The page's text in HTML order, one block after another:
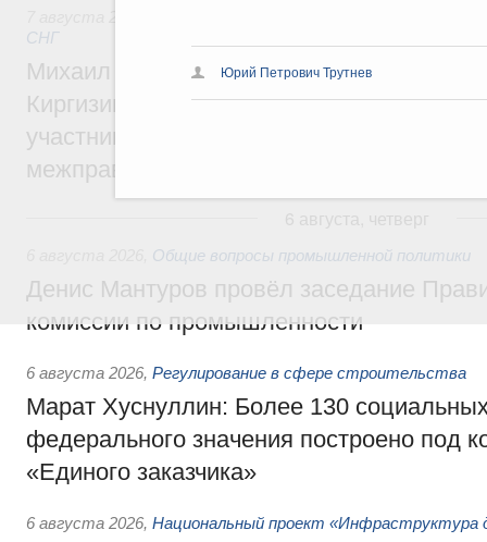
Юрий Петрович Трутнев
СНГ
Михаил Мишустин принял участие во
Киргизии Садыра Жапарова с главами
участников заседания Евразийского
межправительственного совета
Общие вопросы промышленной политики
Денис Мантуров провёл заседание
комиссии по промышленности
6 августа 2026, Регулирование в сфере строительства
Марат Хуснуллин: Более 130
федерального значения построено под
«Единого заказчика»
6 августа 2026, Национальный проект «Инфраструктура